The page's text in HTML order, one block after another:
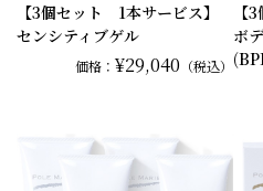
【3個セット 1本サービス】
センシティブゲル
価格：¥29,040 （税込）
【
ボ